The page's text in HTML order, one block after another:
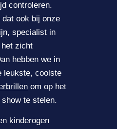
controleren.
ook bij onze
specialist in
zicht
hebben we in
leukste, coolste
om op het
te stelen.
kinderogen